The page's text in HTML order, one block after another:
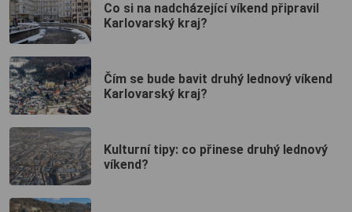
Co si na nadcházející víkend připravil
Karlovarský kraj?
Čím se bude bavit druhý lednový víkend
Karlovarský kraj?
Kulturní tipy: co přinese druhý lednový
víkend?